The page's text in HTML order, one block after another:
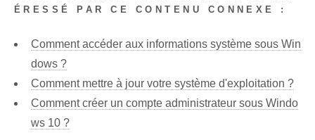
ÉRESSÉ PAR CE CONTENU CONNEXE :
Comment accéder aux informations système sous Win
dows ?
Comment mettre à jour votre système d'exploitation ?
Comment créer un compte administrateur sous Windo
ws 10 ?